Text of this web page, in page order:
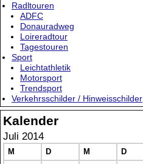
Radltouren
ADFC
Donauradweg
Loireradtour
Tagestouren
Sport
Leichtathletik
Motorsport
Trendsport
Verkehrsschilder / Hinweisschilder
Kalender
Juli 2014
M D M D